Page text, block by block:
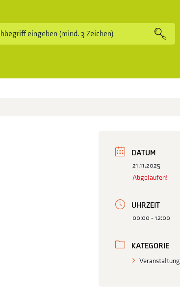
DATUM
21.11.2025
Abgelaufen!
UHRZEIT
00:00 - 12:00
KATEGORIE